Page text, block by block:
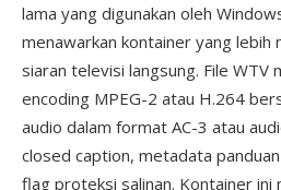
lama yang digunakan oleh
menawarkan kontainer yang lebih
siaran televisi langsung. File WTV
encoding MPEG-2 atau H.264
audio dalam format AC-3 atau
closed caption, metadata
flag proteksi salinan. Kontainer ini